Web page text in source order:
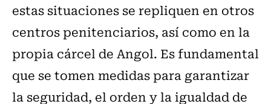
estas situaciones se repliquen en otros
centros penitenciarios, así como en la
propia cárcel de Angol. Es fundamental
que se tomen medidas para garantizar
la seguridad, el orden y la igualdad de